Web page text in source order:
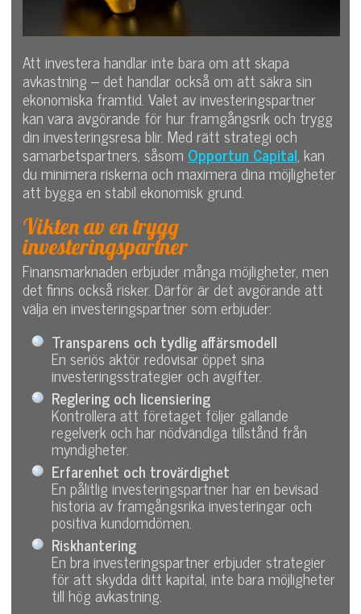
Att investera handlar inte bara om att skapa
avkastning – det handlar också om att säkra sin
ekonomiska framtid. Valet av investeringspartner
kan vara avgörande för hur framgångsrik och trygg
din investeringsresa blir. Med rätt strategi och
samarbetspartners, såsom Opportun Capital, kan
du minimera riskerna och maximera dina möjligheter
att bygga en stabil ekonomisk grund.
Vikten av en trygg
investeringspartner
Finansmarknaden erbjuder många möjligheter, men
det finns också risker. Därför är det avgörande att
välja en investeringspartner som erbjuder:
Transparens och tydlig affärsmodell
En seriös aktör redovisar öppet sina
investeringsstrategier och avgifter.
Reglering och licensiering
Kontrollera att företaget följer gällande
regelverk och har nödvändiga tillstånd från
myndigheter.
Erfarenhet och trovärdighet
En pålitlig investeringspartner har en bevisad
historia av framgångsrika investeringar och
positiva kundomdömen.
Riskhantering
En bra investeringspartner erbjuder strategier
för att skydda ditt kapital, inte bara möjligheter
till hög avkastning.